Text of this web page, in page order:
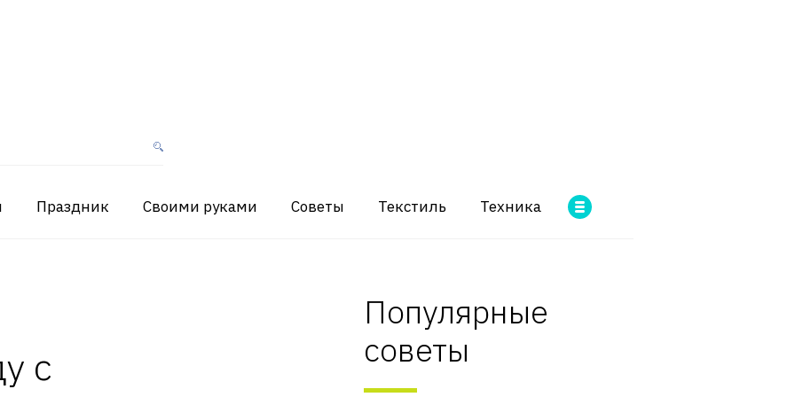
Праздник Своими руками Советы Текстиль Техника
с
Популярные
советы